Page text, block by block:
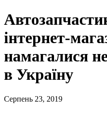
інтернет-
намагалися
в Україну
Серпень 23, 2019